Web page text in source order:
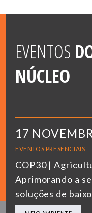
EVENTOS
NÚCLEO
17
EVENTOS PRESENCIAIS
COP30 |
Aprimorando a
soluções de